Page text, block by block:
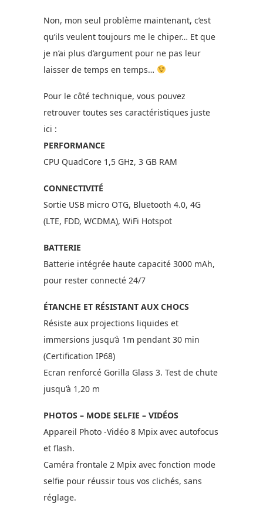
Non, mon seul problème maintenant, c’est
qu’ils veulent toujours me le chiper… Et que
je n’ai plus d’argument pour ne pas leur
laisser de temps en temps…
Pour le côté technique, vous pouvez
retrouver toutes ses caractéristiques juste
ici :
PERFORMANCE
CPU QuadCore 1,5 GHz, 3 GB RAM
CONNECTIVITÉ
Sortie USB micro OTG, Bluetooth 4.0, 4G
(LTE, FDD, WCDMA), WiFi Hotspot
BATTERIE
Batterie intégrée haute capacité 3000 mAh,
pour rester connecté 24/7
ÉTANCHE ET RÉSISTANT AUX CHOCS
Résiste aux projections liquides et
immersions jusqu’à 1m pendant 30 min
(Certification IP68)
Ecran renforcé Gorilla Glass 3. Test de chute
jusqu’à 1,20 m
PHOTOS – MODE SELFIE – VIDÉOS
Appareil Photo -Vidéo 8 Mpix avec autofocus
et flash.
Caméra frontale 2 Mpix avec fonction mode
selfie pour réussir tous vos clichés, sans
réglage.